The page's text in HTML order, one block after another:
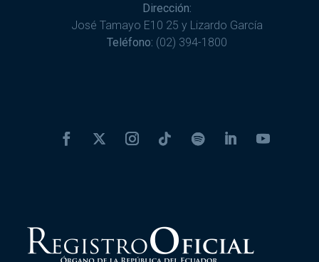
Dirección:
José Tamayo E10 25 y Lizardo García
Teléfono: (02) 394-1800